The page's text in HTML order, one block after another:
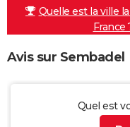
Quelle est la ville
France
Avis sur Sembadel
Quel est